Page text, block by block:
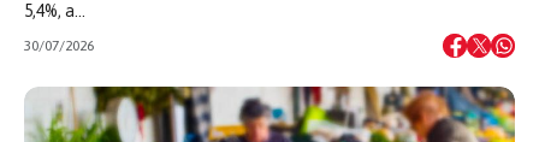
5,4%, a…
30/07/2026